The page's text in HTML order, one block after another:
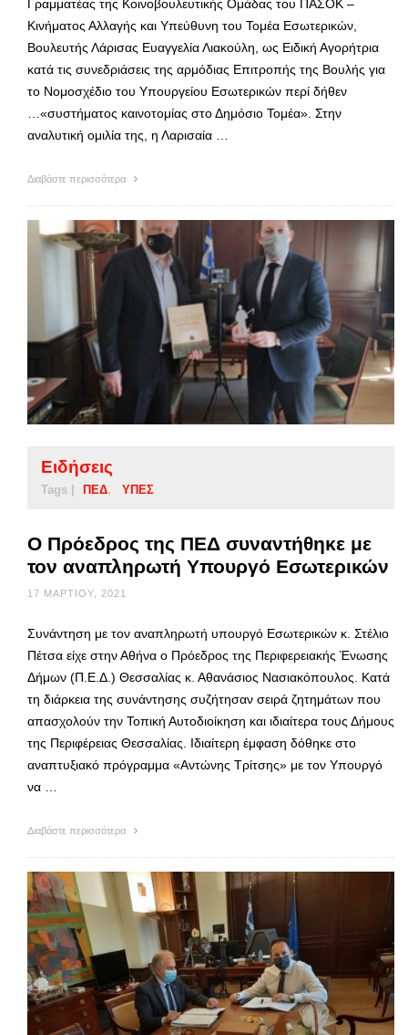
Γραμματέας της Κοινοβουλευτικής Ομάδας του ΠΑΣΟΚ –
Κινήματος Αλλαγής και Υπεύθυνη του Τομέα Εσωτερικών,
Βουλευτής Λάρισας Ευαγγελία Λιακούλη, ως Ειδική Αγορήτρια
κατά τις συνεδριάσεις της αρμόδιας Επιτροπής της Βουλής για
το Νομοσχέδιο του Υπουργείου Εσωτερικών περί δήθεν
…«συστήματος καινοτομίας στο Δημόσιο Τομέα». Στην
αναλυτική ομιλία της, η Λαρισαία …
Διαβάστε περισσότερα
Ειδήσεις
Tags | ΠΕΔ ΥΠΕΣ
Ο Πρόεδρος της ΠΕΔ συναντήθηκε με
τον αναπληρωτή Υπουργό Εσωτερικών
17 ΜΑΡΤΊΟΥ, 2021
Συνάντηση με τον αναπληρωτή υπουργό Εσωτερικών κ. Στέλιο
Πέτσα είχε στην Αθήνα ο Πρόεδρος της Περιφερειακής Ένωσης
Δήμων (Π.Ε.Δ.) Θεσσαλίας κ. Αθανάσιος Νασιακόπουλος. Κατά
τη διάρκεια της συνάντησης συζήτησαν σειρά ζητημάτων που
απασχολούν την Τοπική Αυτοδιοίκηση και ιδιαίτερα τους Δήμους
της Περιφέρειας Θεσσαλίας. Ιδιαίτερη έμφαση δόθηκε στο
αναπτυξιακό πρόγραμμα «Αντώνης Τρίτσης» με τον Υπουργό
να …
Διαβάστε περισσότερα